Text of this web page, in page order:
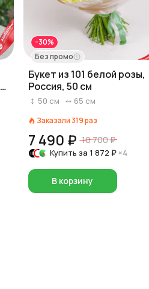
-30%
Без промо
Букет из 101 белой розы,
Россия, 50 см
50 см 65 см
Заказали 319раз
7 490 ₽ 10 700 ₽
Купить за 1 872 ₽ ×4
В корзину